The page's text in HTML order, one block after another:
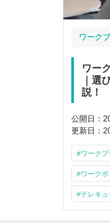
ワーク
ワー
｜選
説！
公開日：
更新日：
#ワークブ
#ワークポ
#テレキュ